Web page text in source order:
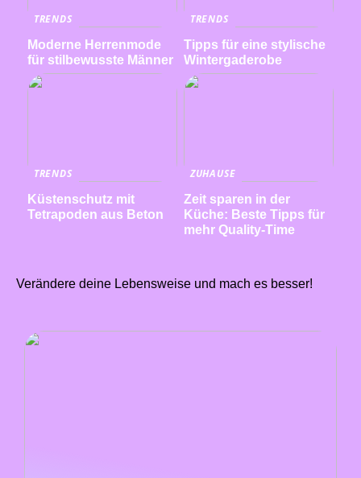
TRENDS
Moderne Herrenmode
für stilbewusste Männer
TRENDS
Tipps für eine stylische
Wintergaderobe
TRENDS
Küstenschutz mit
Tetrapoden aus Beton
ZUHAUSE
Zeit sparen in der
Küche: Beste Tipps für
mehr Quality-Time
Verändere deine Lebensweise und mach es besser!